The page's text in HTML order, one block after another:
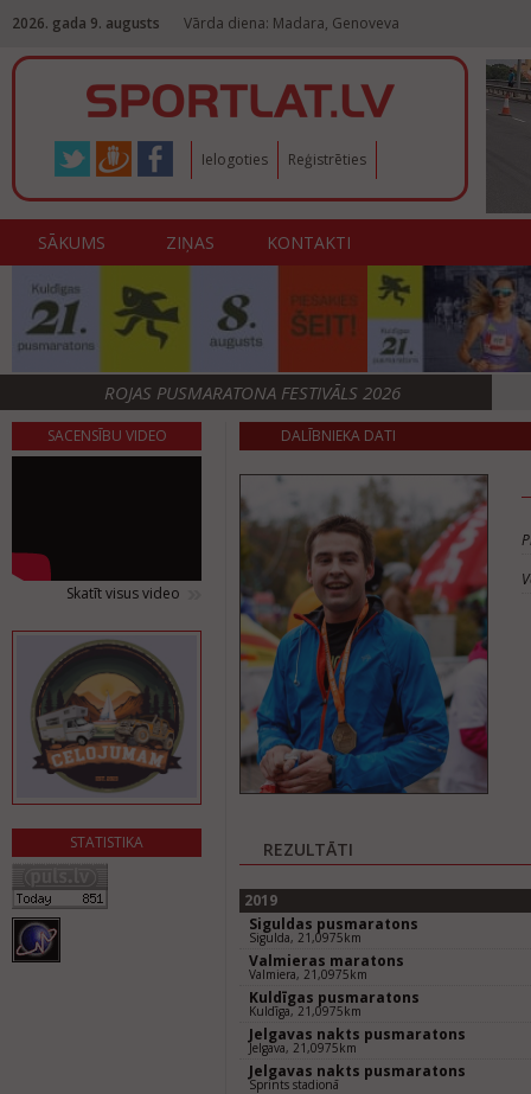
2026. gada 9. augusts Vārda diena: Madara, Genoveva
Ielogoties Reģistrēties
SĀKUMS ZIŅAS KONTAKTI
ROJAS PUSMARATONA FESTIVĀLS 2026
SACENSĪBU VIDEO
Skatīt visus video
STATISTIKA
DALĪBNIEKA DATI
REZULTĀTI
2019
Siguldas pusmaratons
Sigulda, 21,0975km
Valmieras maratons
Valmiera, 21,0975km
Kuldīgas pusmaratons
Kuldīga, 21,0975km
Jelgavas nakts pusmaratons
Jelgava, 21,0975km
Jelgavas nakts pusmaratons
Sprints stadionā